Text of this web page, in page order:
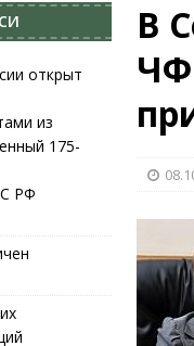
АВГУСТ В ВОЕННОЙ ИСТОРИИ
сайте Минобороны России
посвященный 175-летию
В
ЧФ
открыт
из
175-
РФ